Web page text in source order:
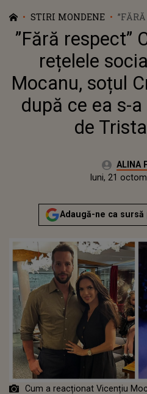
STIRI MONDENE
PE
S-A
”Fără respect”
rețelele
Mocanu, soțul
după ce ea s-
de
Autor:ALINA
duminică, 22 octombrie 2023
Actualizat:
luni, 21
Adaugă-ne ca
Cum a reacționat Vicențiu